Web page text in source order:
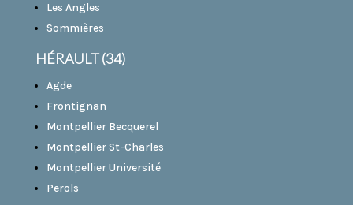
Les Angles
Sommières
HÉRAULT (34)
Agde
Frontignan
Montpellier Becquerel
Montpellier St-Charles
Montpellier Université
Perols